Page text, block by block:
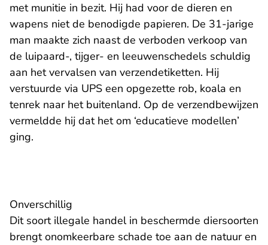
met munitie in bezit. Hij had voor de dieren en
wapens niet de benodigde papieren. De 31-jarige
man maakte zich naast de verboden verkoop van
de luipaard-, tijger- en leeuwenschedels schuldig
aan het vervalsen van verzendetiketten. Hij
verstuurde via UPS een opgezette rob, koala en
tenrek naar het buitenland. Op de verzendbewijzen
vermeldde hij dat het om ‘educatieve modellen’
ging.
Onverschillig
Dit soort illegale handel in beschermde diersoorten
brengt onomkeerbare schade toe aan de natuur en